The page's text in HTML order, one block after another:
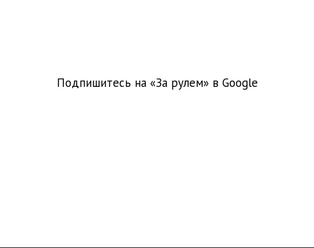
Подпишитесь на «За рулем» в Google